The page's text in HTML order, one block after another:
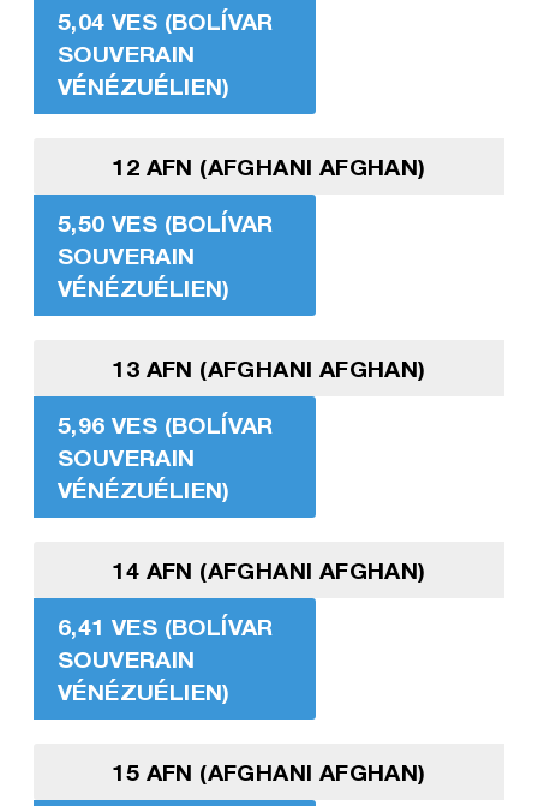
5,04 VES (BOLÍVAR
SOUVERAIN
VÉNÉZUÉLIEN)
12 AFN (AFGHANI AFGHAN)
5,50 VES (BOLÍVAR
SOUVERAIN
VÉNÉZUÉLIEN)
13 AFN (AFGHANI AFGHAN)
5,96 VES (BOLÍVAR
SOUVERAIN
VÉNÉZUÉLIEN)
14 AFN (AFGHANI AFGHAN)
6,41 VES (BOLÍVAR
SOUVERAIN
VÉNÉZUÉLIEN)
15 AFN (AFGHANI AFGHAN)